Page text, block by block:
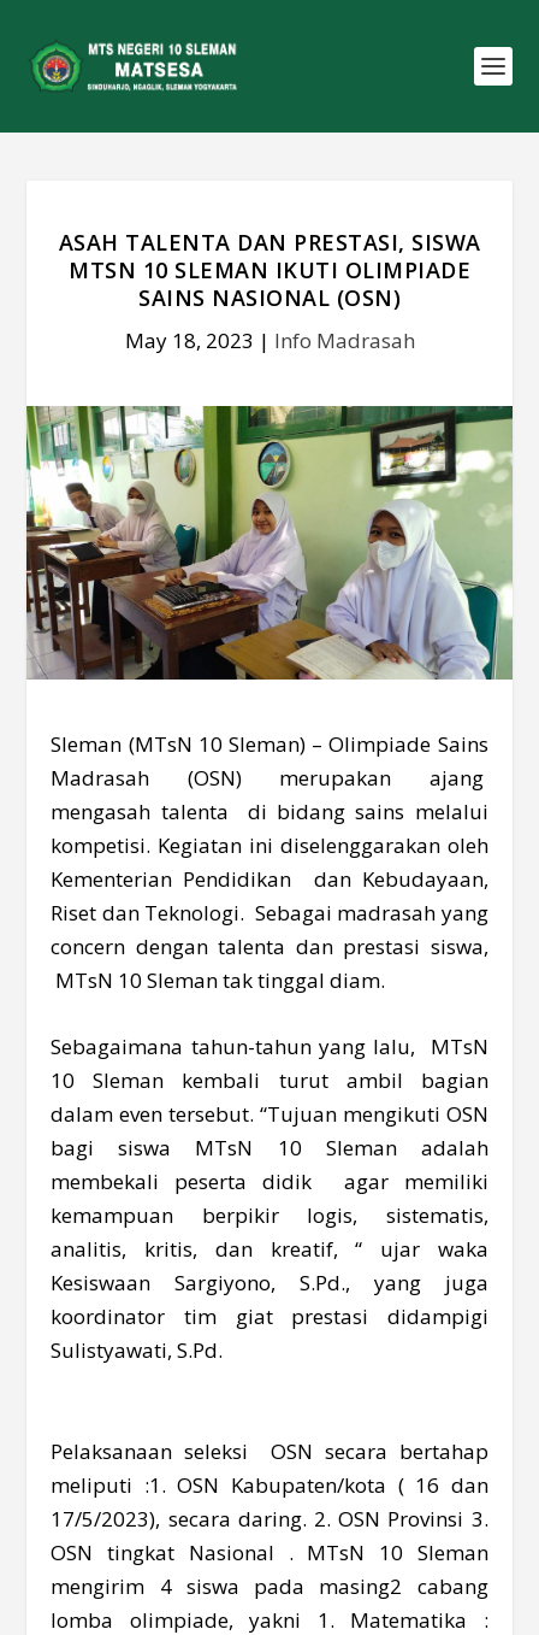
ASAH TALENTA DAN PRESTASI, SISWA
MTSN 10 SLEMAN IKUTI OLIMPIADE
SAINS NASIONAL (OSN)
May 18, 2023 | Info Madrasah
Sleman (MTsN 10 Sleman) – Olimpiade Sains
Madrasah (OSN) merupakan ajang
mengasah talenta di bidang sains melalui
kompetisi. Kegiatan ini diselenggarakan oleh
Kementerian Pendidikan dan Kebudayaan,
Riset dan Teknologi. Sebagai madrasah yang
concern dengan talenta dan prestasi siswa,
MTsN 10 Sleman tak tinggal diam.
Sebagaimana tahun-tahun yang lalu, MTsN
10 Sleman kembali turut ambil bagian
dalam even tersebut. “Tujuan mengikuti OSN
bagi siswa MTsN 10 Sleman adalah
membekali peserta didik agar memiliki
kemampuan berpikir logis, sistematis,
analitis, kritis, dan kreatif, “ ujar waka
Kesiswaan Sargiyono, S.Pd., yang juga
koordinator tim giat prestasi didampigi
Sulistyawati, S.Pd.
Pelaksanaan seleksi OSN secara bertahap
meliputi :1. OSN Kabupaten/kota ( 16 dan
17/5/2023), secara daring. 2. OSN Provinsi 3.
OSN tingkat Nasional . MTsN 10 Sleman
mengirim 4 siswa pada masing2 cabang
lomba olimpiade, yakni 1. Matematika :